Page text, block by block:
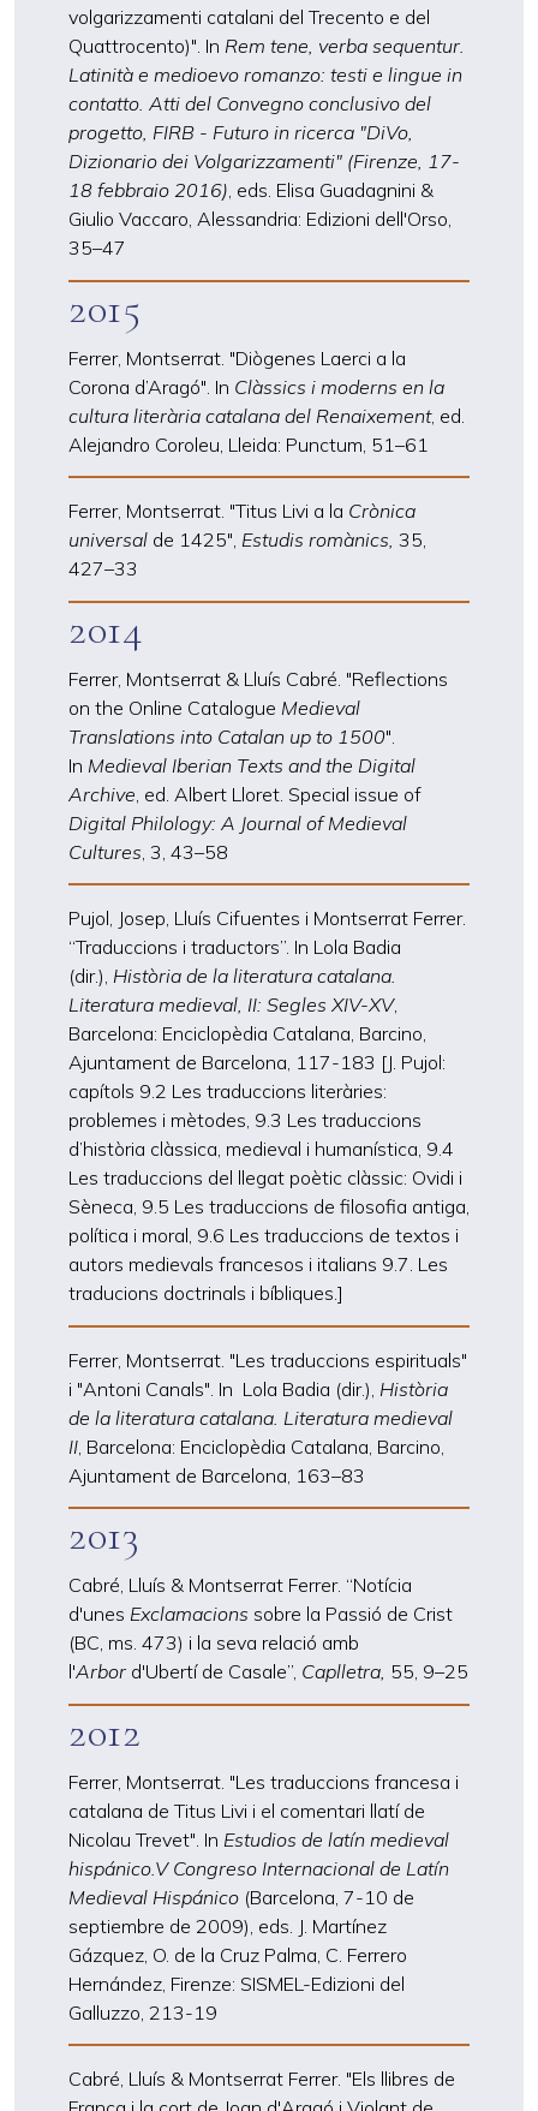
volgarizzamenti catalani del Trecento e del
Quattrocento)". In Rem tene, verba sequentur.
Latinità e medioevo romanzo: testi e lingue in
contatto. Atti del Convegno conclusivo del
progetto, FIRB - Futuro in ricerca "DiVo,
Dizionario dei Volgarizzamenti" (Firenze, 17-
18 febbraio 2016), eds. Elisa Guadagnini &
Giulio Vaccaro, Alessandria: Edizioni dell'Orso,
35–47
2015
Ferrer, Montserrat. "Diògenes Laerci a la
Corona d’Aragó". In Clàssics i moderns en la
cultura literària catalana del Renaixement, ed.
Alejandro Coroleu, Lleida: Punctum, 51 –61
Ferrer, Montserrat. "Titus Livi a la Crònica
universal de 1425", Estudis romànics, 35,
427–33
2014
Ferrer, Montserrat & Lluís Cabré. "Reflections
on the Online Catalogue Medieval
Translations into Catalan up to 1500".
In Medieval Iberian Texts and the Digital
Archive , ed. Albert Lloret. Special issue of
Digital Philology: A Journal of Medieval
Cultures , 3, 43–58
Pujol, Josep, Lluís Cifuentes i Montserrat Ferrer.
“Traduccions i traductors”. In Lola Badia
(dir.), Història de la literatura catalana.
Literatura medieval, II: Segles XIV-XV,
Barcelona: Enciclopèdia Catalana, Barcino,
Ajuntament de Barcelona, 117-183 [J. Pujol:
capítols 9.2 Les traduccions literàries:
problemes i mètodes, 9.3 Les traduccions
d’història clàssica, medieval i humanística, 9.4
Les traduccions del llegat poètic clàssic: Ovidi i
Sèneca, 9.5 Les traduccions de filosofia antiga,
política i moral, 9.6 Les traduccions de textos i
autors medievals francesos i italians 9.7. Les
traducions doctrinals i bíbliques.]
Ferrer, Montserrat. "Les traduccions espirituals"
i "Antoni Canals". In Lola Badia (dir.), Història
de la literatura catalana. Literatura medieval
II , Barcelona: Enciclopèdia Catalana, Barcino,
Ajuntament de Barcelona, 163–83
2013
Cabré, Lluís & Montserrat Ferrer. “Notícia
d'unes Exclamacions sobre la Passió de Crist
(BC, ms. 473) i la seva relació amb
l'Arbor d'Ubertí de Casale”, Caplletra, 55, 9–25
2012
Ferrer, Montserrat. "Les traduccions francesa i
catalana de Titus Livi i el comentari llatí de
Nicolau Trevet". In Estudios de latín medieval
hispánico.V Congreso Internacional de Latín
Medieval Hispánico (Barcelona, 7-10 de
septiembre de 2009), eds. J. Martínez
Gázquez, O. de la Cruz Palma, C. Ferrero
Hernández, Firenze: SISMEL-Edizioni del
Galluzzo, 213-19
Cabré, Lluís & Montserrat Ferrer. "Els llibres de